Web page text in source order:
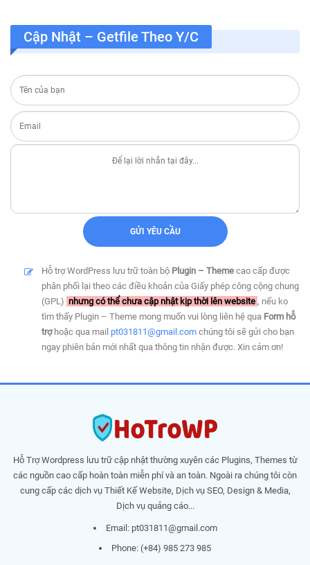
Cập Nhật – Getfile Theo Y/c
Hỗ trợ WordPress lưu trữ toàn bộ Plugin – Theme cao cấp được
phân phối lại theo các điều khoản của Giấy phép công cộng chung
(GPL) nhưng có thể chưa cập nhật kịp thời lên website , nếu ko
tìm thấy Plugin – Theme mong muốn vui lòng liên hệ qua Form hỗ
trợhoặc qua mail pt031811@gmail.com chúng tôi sẽ gửi cho bạn
ngay phiên bản mới nhất qua thông tin nhận được. Xin cảm ơn!
Hỗ Trợ Wordpress lưu trữ cập nhật thường xuyên các Plugins, Themes từ
các nguồn cao cấp hoàn toàn miễn phí và an toàn. Ngoài ra chúng tôi còn
cung cấp các dịch vụ Thiết Kế Website, Dịch vụ SEO, Design & Media,
Dịch vụ quảng cáo...
Email: pt031811@gmail.com
Phone: (+84) 985 273 985